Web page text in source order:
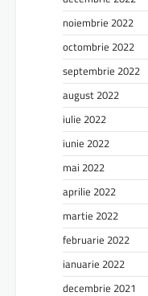
noiembrie 2022
octombrie 2022
septembrie 2022
august 2022
iulie 2022
iunie 2022
mai 2022
aprilie 2022
martie 2022
februarie 2022
ianuarie 2022
decembrie 2021